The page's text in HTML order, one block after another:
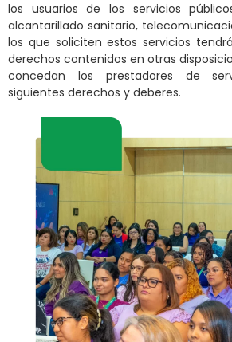
los usuarios de los servicios
alcantarillado sanitario,
los que soliciten estos servicios
derechos contenidos en otras
concedan los prestadores de
siguientes derechos y deberes.